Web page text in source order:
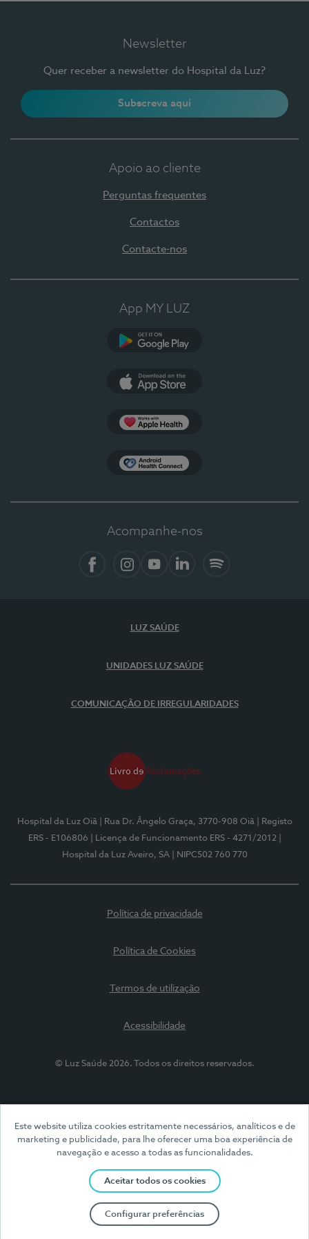
Este website utiliza cookies estritamente necessários, analíticos e de
marketing e publicidade, para lhe oferecer uma boa experiência de
navegação e acesso a todas as funcionalidades.
Aceitar todos os cookies
Configurar preferências
Newsletter
Quer receber a newsletter do Hospital da Luz?
Subscreva aqui
Apoio ao cliente
Perguntas frequentes
Contactos
Contacte-nos
App MY LUZ
Acompanhe-nos
LUZ SAÚDE
UNIDADES LUZ SAÚDE
COMUNICAÇÃO DE IRREGULARIDADES
Hospital da Luz Oiã | Rua Dr. Ângelo Graça, 3770-908 Oiã
| Registo
ERS - E106806
| Licença de Funcionamento ERS - 4271/2012
Hospital da Luz Aveiro, SA
| NIPC502 760 770
Política de privacidade
Política de Cookies
Termos de utilização
Acessibilidade
© Luz Saúde 2026. Todos os direitos reservados.